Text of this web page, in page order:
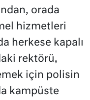
orada
hizmetleri
herkese kapalı
rektörü,
için polisin
kampüste